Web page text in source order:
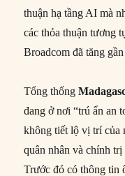
thuận hạ tầng AI mà
các thỏa thuận tương
Broadcom đã tăng
Tổng thống
đang ở nơi “trú ẩn an
không tiết lộ vị trí của
quân nhân và chính trị
Trước đó có thông tin